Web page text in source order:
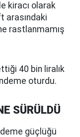
kiracı olarak
arasındaki
rastlanmamış
40 bin liralık
oturdu.
SÜRÜLDÜ
güçlüğü